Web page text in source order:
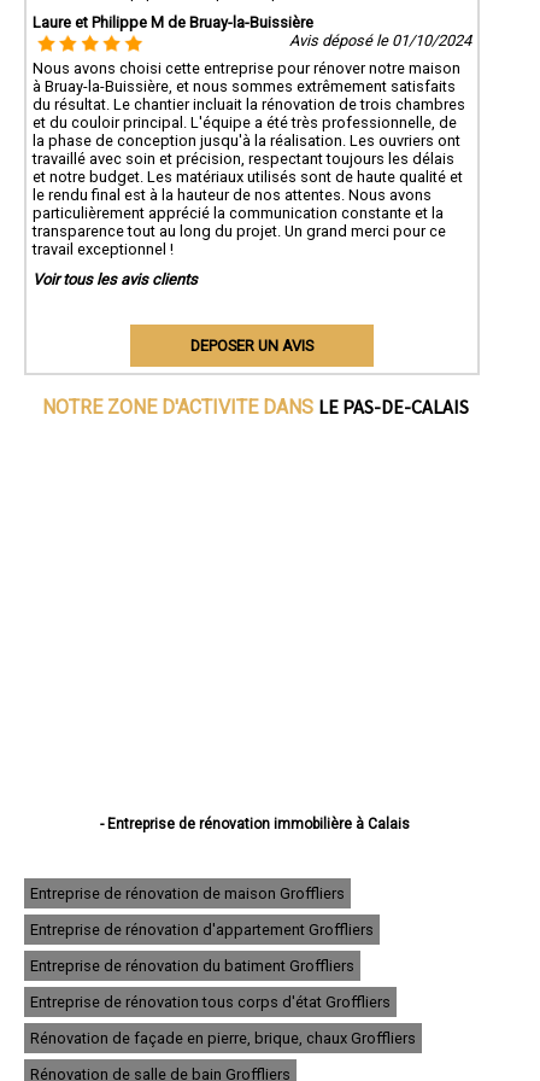
Laure et Philippe M de Bruay-la-Buissière
Avis déposé le 01/10/2024
Nous avons choisi cette entreprise pour rénover notre maison
à Bruay-la-Buissière, et nous sommes extrêmement satisfaits
du résultat. Le chantier incluait la rénovation de trois chambres
et du couloir principal. L'équipe a été très professionnelle, de
la phase de conception jusqu'à la réalisation. Les ouvriers ont
travaillé avec soin et précision, respectant toujours les délais
et notre budget. Les matériaux utilisés sont de haute qualité et
le rendu final est à la hauteur de nos attentes. Nous avons
particulièrement apprécié la communication constante et la
transparence tout au long du projet. Un grand merci pour ce
travail exceptionnel !
Voir tous les avis clients
DEPOSER UN AVIS
NOTRE ZONE D'ACTIVITE DANS LE PAS-DE-CALAIS
- Entreprise de rénovation immobilière à Calais
- Entreprise de rénovation immobilière à Lens
- Entreprise de rénovation immobilière à Liévin
- Entreprise de rénovation immobilière à Béthune
- Entreprise de rénovation immobilière à Hénin-Beaumont
- Entreprise de rénovation immobilière à Bruay-la-Buissière
- Entreprise de rénovation immobilière à Avion
- Entreprise de rénovation immobilière à Carvin
- Entreprise de rénovation immobilière à Berck
- Entreprise de rénovation immobilière à Saint-Omer
Entreprise de rénovation de maison Groffliers
Entreprise de rénovation d'appartement Groffliers
Entreprise de rénovation du batiment Groffliers
Entreprise de rénovation tous corps d'état Groffliers
Rénovation de façade en pierre, brique, chaux Groffliers
Rénovation de salle de bain Groffliers